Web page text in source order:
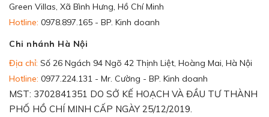
Green Villas, Xã Bình Hưng, Hồ Chí Minh
Hotline: 0978.897.165 - BP. Kinh doanh
Chi nhánh Hà Nội
Địa chỉ: Số 26 Ngách 94 Ngõ 42 Thịnh Liệt, Hoàng Mai, Hà Nội
Hotline: 0977.224.131 - Mr. Cường - BP. Kinh doanh
MST: 3702841351 DO SỞ KẾ HOẠCH VÀ ĐẦU TƯ THÀNH
PHỐ HỒ CHÍ MINH CẤP NGÀY 25/12/2019.